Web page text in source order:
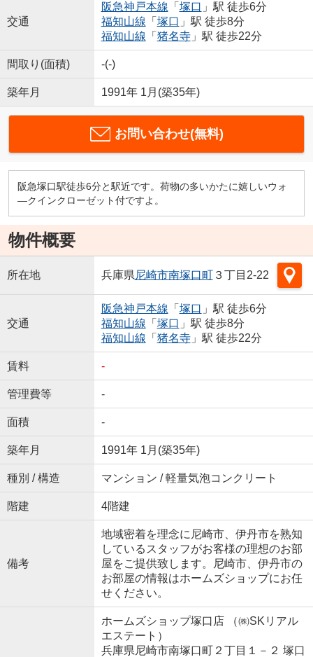
交通
阪急神戸本線 「 塚口 」駅 徒歩6分
福知山線 「 塚口 」駅 徒歩8分
福知山線 「 猪名寺」駅 徒歩22分
間取り(面積) -(-)
築年月 1991年 1月(築35年)
お問い合わせ(無料)
阪急塚口駅徒歩6分と駅近です。荷物の多いかたに嬉しいウォ
―クインクローゼット付ですよ。
物件概要
所在地 兵庫県尼崎市南塚口町３丁目2-22
交通
阪急神戸本線 「 塚口 」駅 徒歩6分
福知山線 「 塚口 」駅 徒歩8分
福知山線 「 猪名寺」駅 徒歩22分
賃料 -
管理費等 -
面積 -
築年月 1991年 1月(築35年)
種別 / 構造 マンション / 軽量気泡コンクリート
階建 4階建
備考
地域密着を理念に尼崎市、伊丹市を熟知
しているスタッフがお客様の理想のお部
屋をご提供致します。尼崎市、伊丹市の
お部屋の情報はホームズショップにお任
せください。
ホームズショップ塚口店 （㈱SKリアル
エステート）
兵庫県尼崎市南塚口町２丁目１－２ 塚口